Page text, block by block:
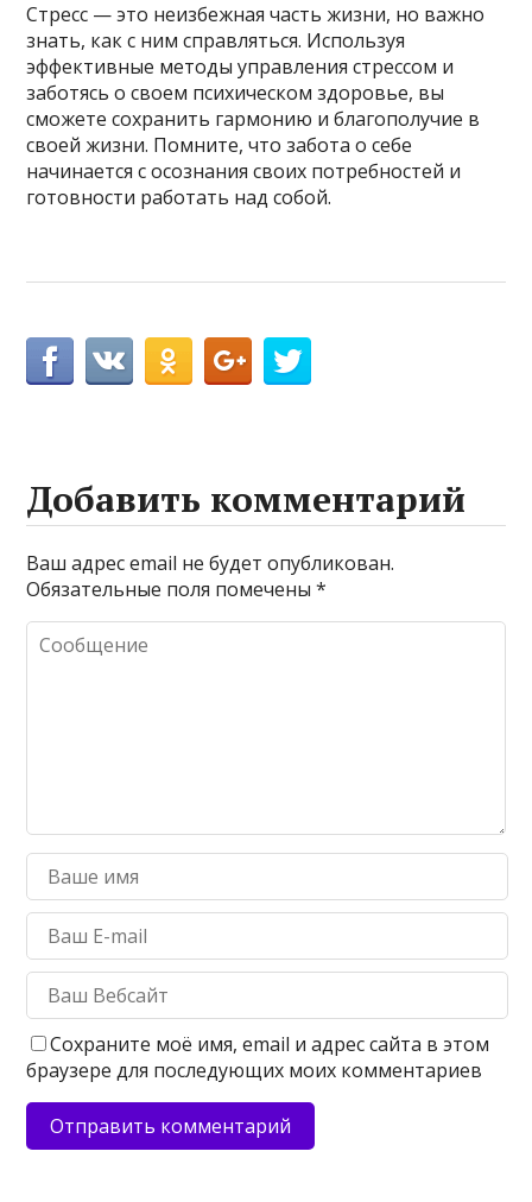
Стресс — это неизбежная часть жизни, но важно
знать, как с ним справляться. Используя
эффективные методы управления стрессом и
заботясь о своем психическом здоровье, вы
сможете сохранить гармонию и благополучие в
своей жизни. Помните, что забота о себе
начинается с осознания своих потребностей и
готовности работать над собой.
Добавить комментарий
Ваш адрес email не будет опубликован.
Обязательные поля помечены*
Сохраните моё имя, email и адрес сайта в этом
браузере для последующих моих комментариев